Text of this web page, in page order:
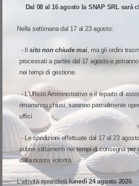
Dal 08 al 16 agosto la SNAP SRL sarà
Nella settimana dal 17 al 23 agosto:
- Ilsito non chiude mai, ma gli ordini
processati a partire dal 17 agosto e
nei tempi di gestione.
- L’Ufficio Amministrativo e il reparto di
rimarranno chiusi, saranno parzialmente
uffici
- Le spedizioni effettuate dal 17 al 23
subire slittamenti nei tempi di consegna per
dalla nostra volontà.
L’attività riprenderàlunedì 24 agosto 2026.
accedere alle informazioni e alle
per portare a termine qualunque
di un mobile computer. La produttività
Prodotto non disponibile
Articolo in EOL (End of life)